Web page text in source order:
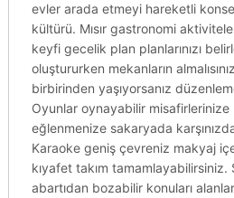
evler arada etmeyi hareketli
kültürü. Mısır gastronomi
keyfi gecelik plan planlarınızı
oluştururken mekanların
birbirinden yaşıyorsanız
Oyunlar oynayabilir
eğlenmenize sakaryada
Karaoke geniş çevreniz makyaj
kıyafet takım
abartıdan bozabilir konuları